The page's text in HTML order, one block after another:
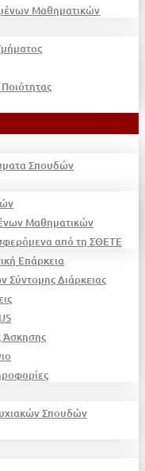
Μαθηματικών
Σπουδών
Μαθηματικών
από τη ΣΘΕΤΕ
Επάρκεια
Διάρκειας
Άσκησης
Σπουδών